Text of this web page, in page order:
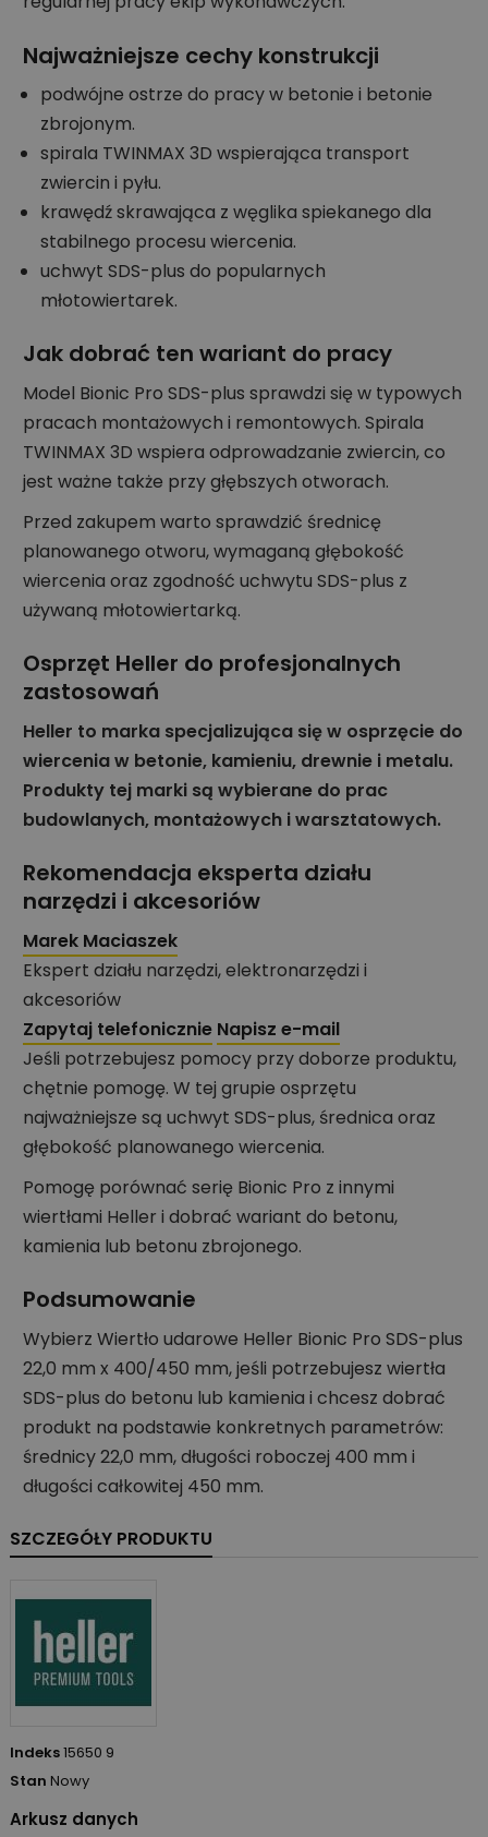
Najważniejsze cechy konstrukcji
podwójne ostrze do pracy w betonie i betonie
zbrojonym.
spirala TWINMAX 3D wspierająca transport
zwiercin i pyłu.
krawędź skrawająca z węglika spiekanego dla
stabilnego procesu wiercenia.
uchwyt SDS-plus do popularnych
młotowiertarek.
Jak dobrać ten wariant do pracy
Model Bionic Pro SDS-plus sprawdzi się w typowych
pracach montażowych i remontowych. Spirala
TWINMAX 3D wspiera odprowadzanie zwiercin, co
jest ważne także przy głębszych otworach.
Przed zakupem warto sprawdzić średnicę
planowanego otworu, wymaganą głębokość
wiercenia oraz zgodność uchwytu SDS-plus z
używaną młotowiertarką.
Osprzęt Heller do profesjonalnych
zastosowań
Heller to marka specjalizująca się w osprzęcie do
wiercenia w betonie, kamieniu, drewnie i metalu.
Produkty tej marki są wybierane do prac
budowlanych, montażowych i warsztatowych.
Rekomendacja eksperta działu
narzędzi i akcesoriów
Marek Maciaszek
Ekspert działu narzędzi, elektronarzędzi i
akcesoriów
Zapytaj telefonicznie Napisz e-mail
Jeśli potrzebujesz pomocy przy doborze produktu,
chętnie pomogę. W tej grupie osprzętu
najważniejsze są uchwyt SDS-plus, średnica oraz
głębokość planowanego wiercenia.
Pomogę porównać serię Bionic Pro z innymi
wiertłami Heller i dobrać wariant do betonu,
kamienia lub betonu zbrojonego.
Podsumowanie
Wybierz Wiertło udarowe Heller Bionic Pro SDS-plus
22,0 mm x 400/450 mm, jeśli potrzebujesz wiertła
SDS-plus do betonu lub kamienia i chcesz dobrać
produkt na podstawie konkretnych parametrów:
średnicy 22,0 mm, długości roboczej 400 mm i
długości całkowitej 450 mm.
SZCZEGÓŁY PRODUKTU
Indeks15650 9
Stan Nowy
Arkusz danych